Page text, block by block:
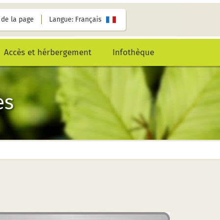
la page Langue: Français
Accès et hérbergement Infothèque